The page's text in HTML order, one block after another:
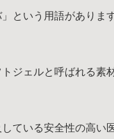
という用語があり
ジェルと呼ばれる
ている安全性の高い